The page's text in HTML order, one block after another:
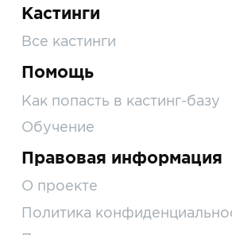
Кастинги
Все кастинги
Помощь
Как попасть в кастинг-базу
Обучение
Правовая информация
О проекте
Политика